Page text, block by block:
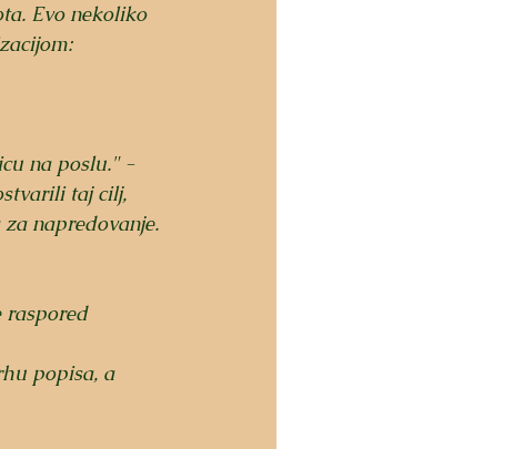
Evo nekoliko
na poslu." -
taj cilj,
napredovanje.
raspored
popisa, a